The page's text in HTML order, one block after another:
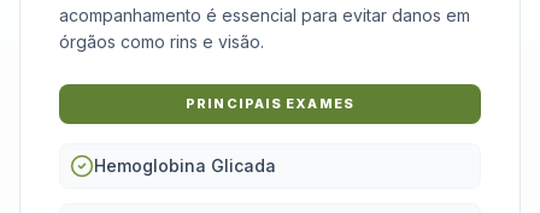
acompanhamento é essencial para evitar danos em
órgãos como rins e visão.
PRINCIPAIS EXAMES
Hemoglobina Glicada